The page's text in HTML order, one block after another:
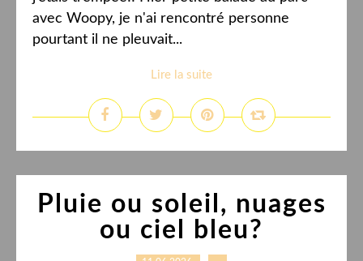
avec Woopy, je n'ai rencontré personne
pourtant il ne pleuvait...
Lire la suite
Pluie ou soleil, nuages
ou ciel bleu?